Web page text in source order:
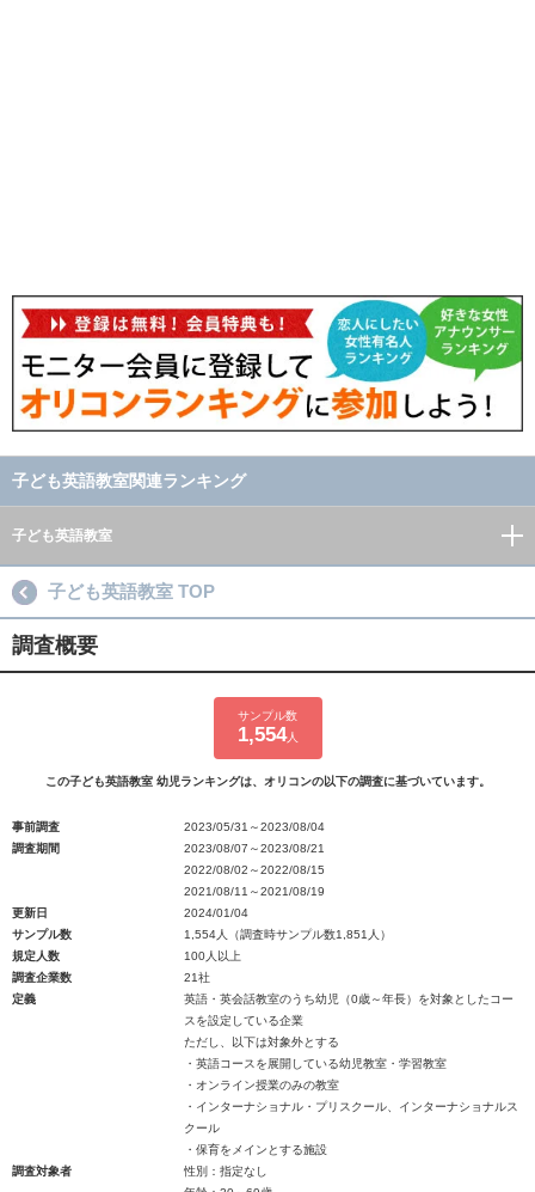
子ども英語教室関連ランキング
子ども英語教室
子ども英語教室 TOP
調査概要
サンプル数
1,554人
この子ども英語教室 幼児ランキングは、オリコンの以下の調査に基づいています。
事前調査
2023/05/31～2023/08/04
調査期間
2023/08/07～2023/08/21
2022/08/02～2022/08/15
2021/08/11～2021/08/19
更新日
2024/01/04
サンプル数
1,554人（調査時サンプル数1,851人）
規定人数
100人以上
調査企業数
21社
定義
英語・英会話教室のうち幼児（0歳～年長）を対象としたコー
スを設定している企業
ただし、以下は対象外とする
・英語コースを展開している幼児教室・学習教室
・オンライン授業のみの教室
・インターナショナル・プリスクール、インターナショナルス
クール
・保育をメインとする施設
調査対象者
性別：指定なし